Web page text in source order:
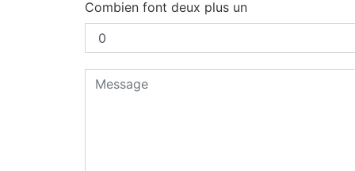
Combien font deux plus un